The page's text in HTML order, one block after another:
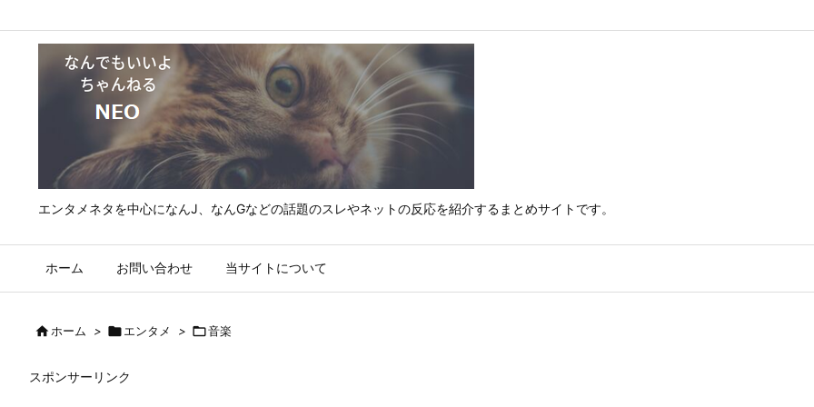
エンタメネタを中心になんJ、なんGなどの話題のスレやネットの反応を紹介するまとめサイトです。
ホーム お問い合わせ 当サイトについて
ホーム > エンタメ > 音楽
スポンサーリンク